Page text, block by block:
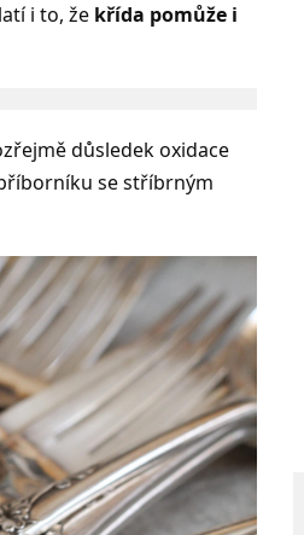
i to, že křída pomůže i
důsledek oxidace
se stříbrným